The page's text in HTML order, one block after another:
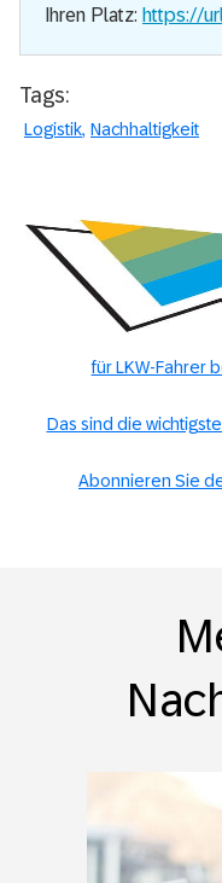
Ihren Platz: https://
Tags:
Logistik Nachhaltigkeit
für LKW-Fahrer
Das sind die
Abonnieren Sie